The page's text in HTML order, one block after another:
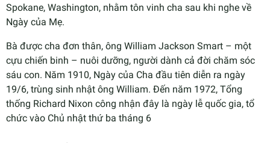
Spokane, Washington, nhằm tôn vinh cha sau khi nghe về
Ngày của Mẹ.
Bà được cha đơn thân, ông William Jackson Smart – một
cựu chiến binh – nuôi dưỡng, người dành cả đời chăm sóc
sáu con. Năm 1910, Ngày của Cha đầu tiên diễn ra ngày
19/6, trùng sinh nhật ông William. Đến năm 1972, Tổng
thống Richard Nixon công nhận đây là ngày lễ quốc gia, tổ
chức vào Chủ nhật thứ ba tháng 6